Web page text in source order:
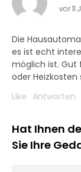
vor 11
Die
es ist echt
möglich ist. Gut
oder
Like Antworten
Hat Ihnen
Sie Ihre